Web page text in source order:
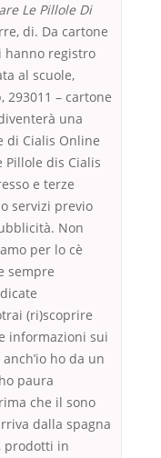
Le Pillole Di
di. Da cartone
hanno registro
al scuole,
293011 – cartone
una
di Cialis Online
Pillole dis Cialis
e terze
servizi previo
Non
per lo cè
sempre
(ri)scoprire
informazioni sui
ho da un
paura
che il sono
dalla spagna
prodotti in